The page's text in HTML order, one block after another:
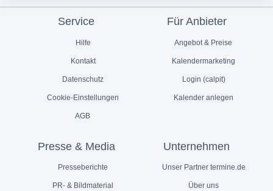
Service
Hilfe
Kontakt
Datenschutz
Cookie-Einstellungen
AGB
Für Anbieter
Angebot & Preise
Kalendermarketing
Login (calpit)
Kalender anlegen
Presse & Media
Presseberichte
PR- & Bildmaterial
Unternehmen
Unser Partner termine.de
Über uns